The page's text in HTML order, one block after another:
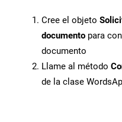
Cree el objeto
documento para
documento
Llame al método
de la clase